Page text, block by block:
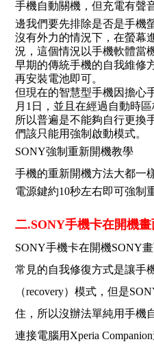
手機自動關機，但充電有聲
邊我們要先排除是否是手機
沒有外力的情況下，在螢幕
況，這個情況以手機軟體當
早期的傳統手機的自我維修
再安裝電池即可。
但現在的智慧型手機因擔心
月1日，並且在經過自動時
所以普遍是不能夠自行更換
們該只能用強制啟動模式。
SONY強制重新開機教學
手機的重新開機方法大都一
電源鍵約10秒左右即可強制
二.SONY手機卡在開機
SONY手機卡在開機SONY
常見的自我修復方式是讓手
（recovery）模式，但是
住，所以沒辦法單純用手機
連接電腦用Xperia